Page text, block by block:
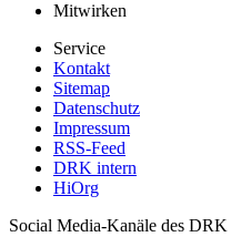
Mitwirken
Service
Kontakt
Sitemap
Datenschutz
Impressum
RSS-Feed
DRK intern
HiOrg
Social Media-Kanäle des DRK